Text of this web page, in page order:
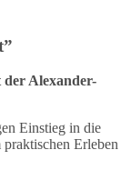
Alexander-
Einstieg in die
Erleben